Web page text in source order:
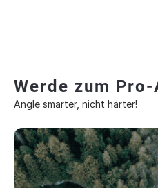
Werde zum
Angle smarter, nicht härter!